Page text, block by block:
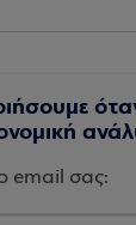
email σας: